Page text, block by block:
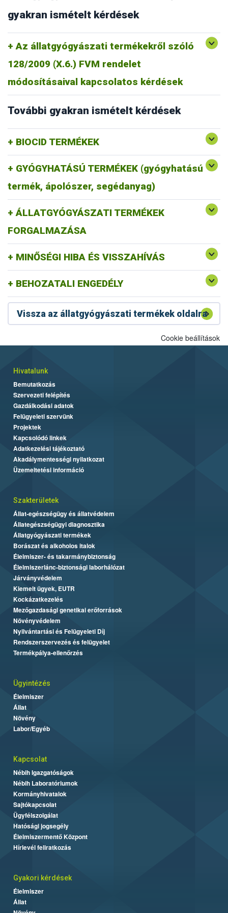
gyakran ismételt kérdések
Az állatgyógyászati termékekről szóló
128/2009 (X.6.) FVM rendelet
módosításaival kapcsolatos kérdések
További gyakran ismételt kérdések
BIOCID TERMÉKEK
GYÓGYHATÁSÚ TERMÉKEK (gyógyhatású
termék, ápolószer, segédanyag)
ÁLLATGYÓGYÁSZATI TERMÉKEK
FORGALMAZÁSA
MINŐSÉGI HIBA ÉS VISSZAHÍVÁS
BEHOZATALI ENGEDÉLY
Vissza az állatgyógyászati termékek oldalra
Cookie beállítások
Hivatalunk
Bemutatkozás
Szervezeti felépítés
Gazdálkodási adatok
Felügyeleti szervünk
Projektek
Kapcsolódó linkek
Adatkezelési tájékoztató
Akadálymentességi nyilatkozat
Üzemeltetési információ
Szakterületek
Állat-egészségügy és állatvédelem
Állategészségügyi diagnosztika
Állatgyógyászati termékek
Borászat és alkoholos italok
Élelmiszer- és takarmánybiztonság
Élelmiszerlánc-biztonsági laborhálózat
Járványvédelem
Kiemelt ügyek, EUTR
Kockázatkezelés
Mezőgazdasági genetikai erőforrások
Növényvédelem
Nyilvántartási és Felügyeleti Díj
Rendszerszervezés és felügyelet
Termékpálya-ellenőrzés
Ügyintézés
Élelmiszer
Állat
Növény
Labor/Egyéb
Kapcsolat
Nébih Igazgatóságok
Nébih Laboratóriumok
Kormányhivatalok
Sajtókapcsolat
Ügyfélszolgálat
Hatósági jogsegély
Élelmiszermentő Központ
Hírlevél feliratkozás
Gyakori kérdések
Élelmiszer
Állat